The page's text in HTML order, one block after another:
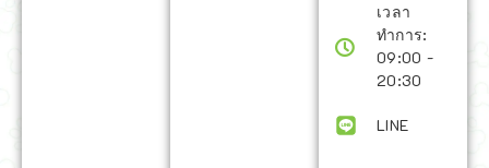
เวลา
ทำการ:
09:00 -
20:30
LINE